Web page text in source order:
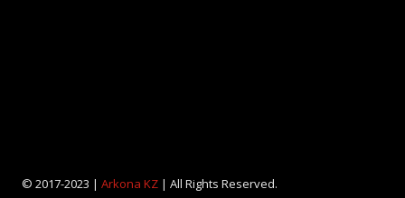
© 2017-2023 | Arkona KZ| All Rights Reserved.